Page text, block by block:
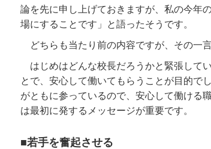
論を先に申し上げておきますが、私の今年
場にすることです」と語ったそうです。
どちらも当たり前の内容ですが、その一
はじめはどんな校長だろうかと緊張して
とで、安心して働いてもらうことが目的で
がともに参っているので、安心して働ける
は最初に発するメッセージが重要です。
■若手を奮起させる